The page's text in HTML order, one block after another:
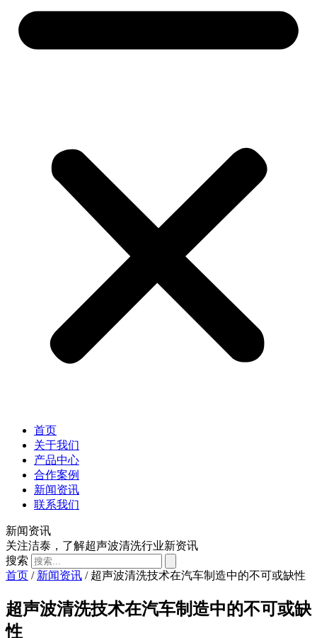
首页
关于我们
产品中心
合作案例
新闻资讯
联系我们
新闻资讯
关注洁泰，了解超声波清洗行业新资讯
搜索
首页 / 新闻资讯 / 超声波清洗技术在汽车制造中的不可或缺性
超声波清洗技术在汽车制造中的不可或缺
性